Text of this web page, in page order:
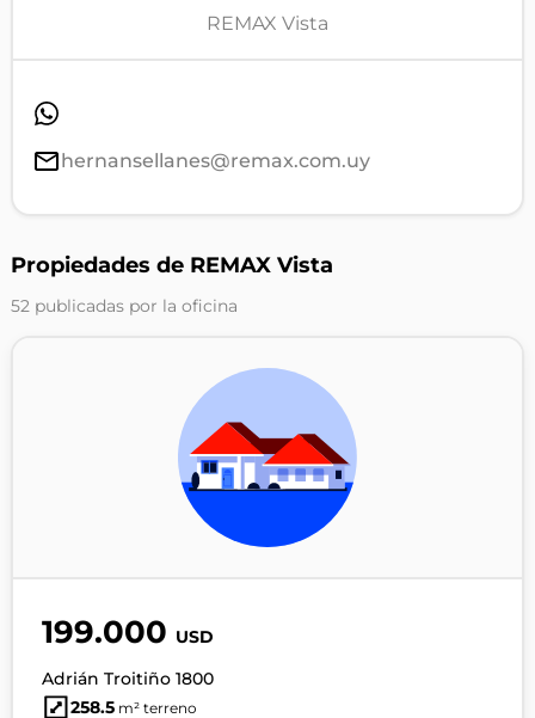
REMAX Vista
hernansellanes@remax.com.uy
Propiedades de REMAX Vista
52 publicadas por la oficina
199.000 USD
Adrián Troitiño 1800
258.5m² terreno